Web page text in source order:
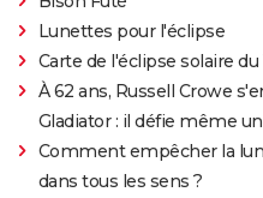
Lunettes pour l'éclipse
Carte de l'éclipse solaire du
À 62 ans, Russell Crowe
Gladiator : il défie même
Comment empêcher la
dans tous les sens ?